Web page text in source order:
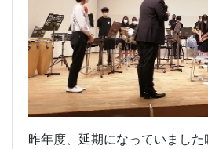
昨年度、延期になっていまし